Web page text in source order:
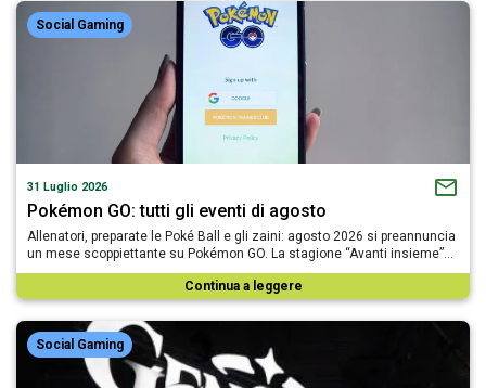
Social Gaming
31 Luglio 2026
Pokémon GO: tutti gli eventi di agosto
Allenatori, preparate le Poké Ball e gli zaini: agosto 2026 si preannuncia
un mese scoppiettante su Pokémon GO. La stagione “Avanti insieme”…
Continua a leggere
Social Gaming